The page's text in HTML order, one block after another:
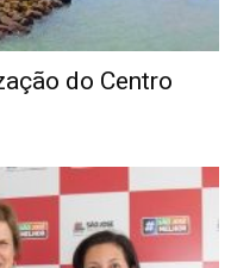
do Centro